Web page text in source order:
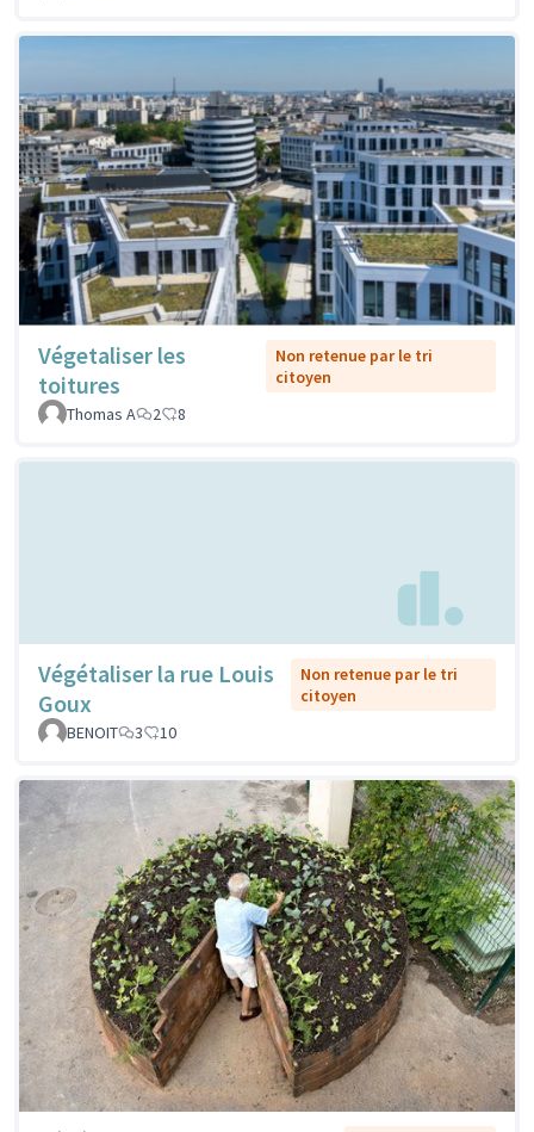
Végetaliser les
toitures
Non retenue par le tri
citoyen
Thomas A
2 8
Végétaliser la rue Louis
Goux
Non retenue par le tri
citoyen
BENOIT
3 10